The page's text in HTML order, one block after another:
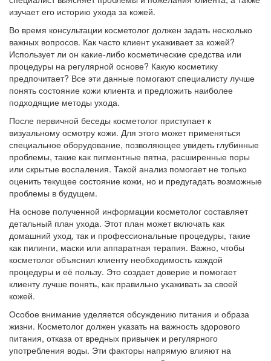
изучает его историю ухода за кожей.
Во время консультации косметолог должен задать несколько
важных вопросов. Как часто клиент ухаживает за кожей?
Использует ли он какие-либо косметические средства или
процедуры на регулярной основе? Какую косметику
предпочитает? Все эти данные помогают специалисту лучше
понять состояние кожи клиента и предложить наиболее
подходящие методы ухода.
После первичной беседы косметолог приступает к
визуальному осмотру кожи. Для этого может применяться
специальное оборудование, позволяющее увидеть глубинные
проблемы, такие как пигментные пятна, расширенные поры
или скрытые воспаления. Такой анализ помогает не только
оценить текущее состояние кожи, но и предугадать возможные
проблемы в будущем.
На основе полученной информации косметолог составляет
детальный план ухода. Этот план может включать как
домашний уход, так и профессиональные процедуры, такие
как пилинги, маски или аппаратная терапия. Важно, чтобы
косметолог объяснил клиенту необходимость каждой
процедуры и её пользу. Это создает доверие и помогает
клиенту лучше понять, как правильно ухаживать за своей
кожей.
Особое внимание уделяется обсуждению питания и образа
жизни. Косметолог должен указать на важность здорового
питания, отказа от вредных привычек и регулярного
употребления воды. Эти факторы напрямую влияют на